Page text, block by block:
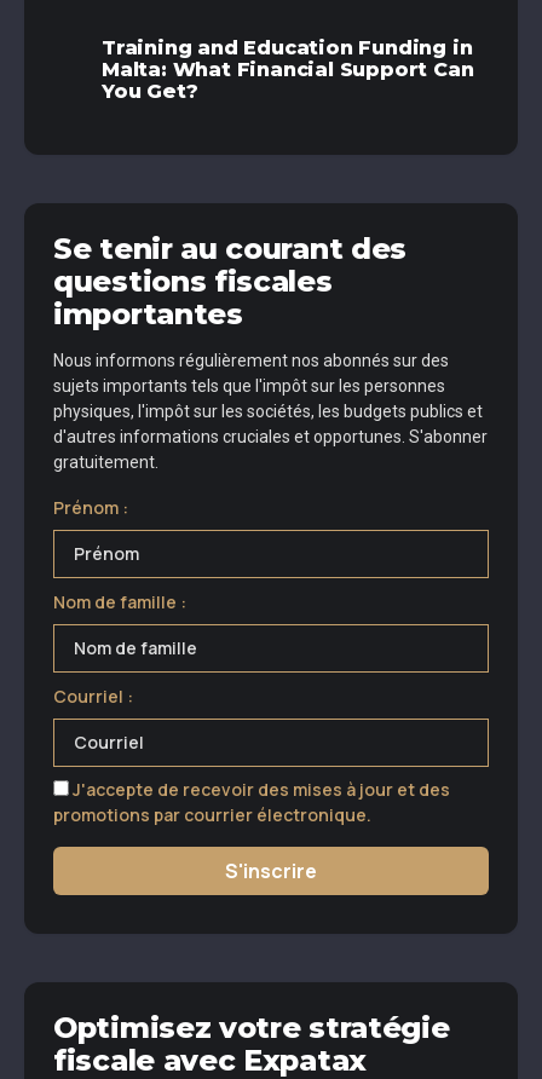
Training and Education Funding in
Malta: What Financial Support Can
You Get?
Se tenir au courant des
questions fiscales
importantes
Nous informons régulièrement nos abonnés sur des
sujets importants tels que l'impôt sur les personnes
physiques, l'impôt sur les sociétés, les budgets publics et
d'autres informations cruciales et opportunes. S'abonner
gratuitement.
Prénom :
Nom de famille :
Courriel :
J'accepte de recevoir des mises à jour et des
promotions par courrier électronique.
S'inscrire
Optimisez votre stratégie
fiscale avec Expatax